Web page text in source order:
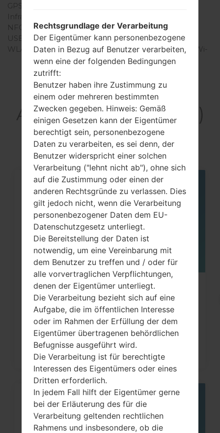
GPS
Infrarotanschluss
NFC
Ja
USB
microUSB 2.0
WLAN
Wi-Fi 802.11 a/b/g/n/ac, Wi-
Fi Direct
Artikel LGL24(LGL24)
akaLG G2 Isai
05
MAI
Wie kann ich auf LG G3, G4, G5, G7
und ähnlichen Serien...
Rechtsgrundlage der Verarbeitung
Der Eigentümer kann personenbezogene
Daten in Bezug auf Benutzer verarbeiten,
wenn eine der folgenden Bedingungen
zutrifft:
Benutzer haben ihre Zustimmung zu
einem oder mehreren bestimmten
Zwecken gegeben. Hinweis: Gemäß
einigen Gesetzen kann der Eigentümer
berechtigt sein, personenbezogene
Daten zu verarbeiten, es sei denn, der
Benutzer widerspricht einer solchen
Verarbeitung ("lehnt nicht ab"), ohne sich
auf die Zustimmung oder einen der
anderen Rechtsgründe zu verlassen. Dies
gilt jedoch nicht, wenn die Verarbeitung
personenbezogener Daten dem EU-
Datenschutzgesetz unterliegt.
Die Bereitstellung der Daten ist
notwendig, um eine Vereinbarung mit
dem Benutzer zu treffen und / oder für
alle vorvertraglichen Verpflichtungen,
denen der Eigentümer unterliegt.
Die Verarbeitung bezieht sich auf eine
Aufgabe, die im öffentlichen Interesse
oder im Rahmen der Erfüllung der dem
Eigentümer übertragenen behördlichen
Befugnisse ausgeführt wird.
Die Verarbeitung ist für berechtigte
Interessen des Eigentümers oder eines
Dritten erforderlich.
In jedem Fall hilft der Eigentümer gerne
bei der Erläuterung des für die
Verarbeitung geltenden rechtlichen
Rahmens und insbesondere, ob die